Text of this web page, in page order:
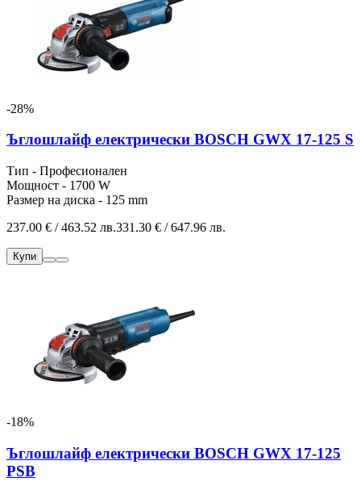
-28%
Ъглошлайф електрически BOSCH GWX 17-125 S
Тип - Професионален
Мощност - 1700 W
Размер на диска - 125 mm
237.00 € / 463.52 лв.331.30 € / 647.96 лв.
Купи
-18%
Ъглошлайф електрически BOSCH GWX 17-125
PSB